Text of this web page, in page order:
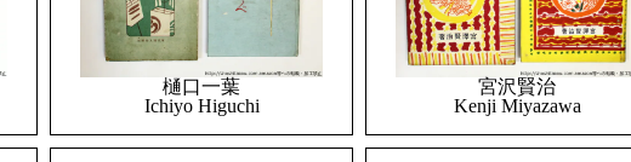
樋口一葉
Ichiyo Higuchi
宮沢賢治
Kenji Miyazawa